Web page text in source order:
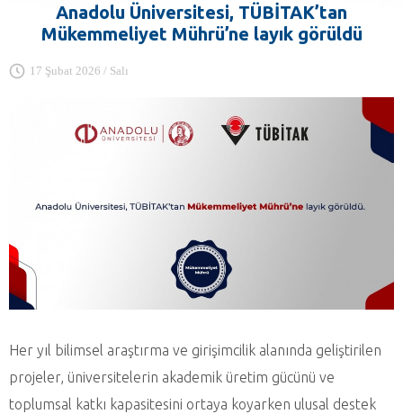
Anadolu Üniversitesi, TÜBİTAK’tan
Mükemmeliyet Mührü’ne layık görüldü
17 Şubat 2026 / Salı
Her yıl bilimsel araştırma ve girişimcilik alanında geliştirilen
projeler, üniversitelerin akademik üretim gücünü ve
toplumsal katkı kapasitesini ortaya koyarken ulusal destek